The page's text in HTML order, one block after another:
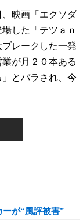
、映画「エクソダ
した「テツａｎ
レークした一発
が月２０本ある
とバラされ、今
が“風評被害”